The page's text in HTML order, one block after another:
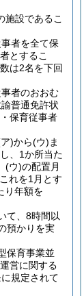
施設であるこ
者を全て保
とするこ
は2名を下回
者のおおむ
普通免許状
保育従事者
)から(ウ) ま
、1か所当た
(ウ)の配置月
れを1月とす
り年額を
て、8時間以
預かりを実
保育事業並
営に関する
規定されて